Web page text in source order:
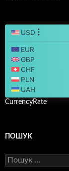
CurrencyRate
ПОШУК
Пошук: